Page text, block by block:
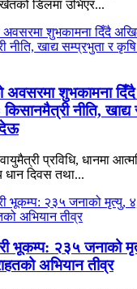
डिलमा उभिएर...
अवसरमा शुभकामना
नीति, खाद्य
देऊ
प्रविधि, धानमा
धान दिवस तथा...
भूकम्प: २३५ जनाको
अभियान तीव्र